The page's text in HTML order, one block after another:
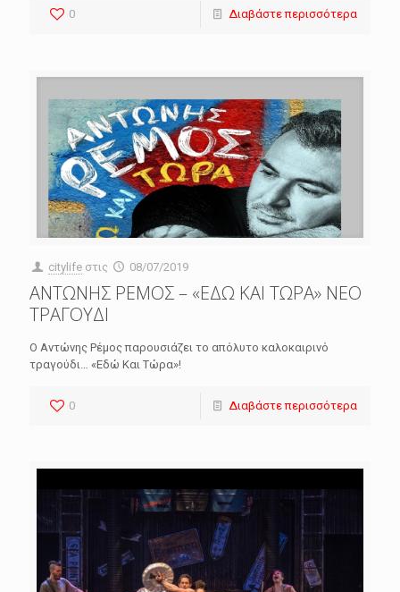
0 Διαβάστε περισσότερα
citylife στις 08/07/2019
ΑΝΤΩΝΗΣ ΡΕΜΟΣ – «ΕΔΩ ΚΑΙ ΤΩΡΑ» ΝΕΟ
ΤΡΑΓΟΥΔΙ
Ο Αντώνης Ρέμος παρουσιάζει το απόλυτο καλοκαιρινό
τραγούδι… «Εδώ Και Τώρα»!
0 Διαβάστε περισσότερα